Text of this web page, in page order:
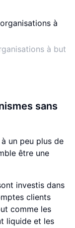
à but
sans
un peu plus de
être une
investis dans
clients
comme les
liquide et les